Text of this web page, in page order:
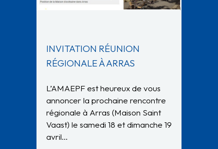
INVITATION RÉUNION
RÉGIONALE À ARRAS
L’AMAEPF est heureux de vous
annoncer la prochaine rencontre
régionale à Arras (Maison Saint
Vaast) le samedi 18 et dimanche 19
avril…